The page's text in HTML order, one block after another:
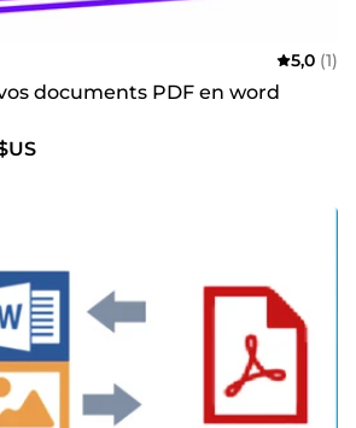
5,0 (1)
documents PDF en word